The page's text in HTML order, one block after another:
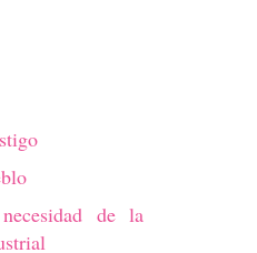
de la